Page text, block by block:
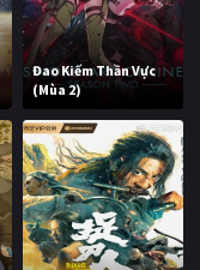
Đao Kiếm Thần Vực
(Mùa 2)